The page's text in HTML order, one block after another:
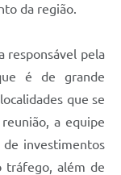
da região.
responsável pela
é de grande
que se
a equipe
investimentos
tráfego, além de